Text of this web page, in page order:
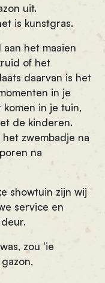
uit.
is kunstgras.
het maaien
of het
daarvan is het
in je
in je tuin,
de kinderen.
zwembadje na
na
showtuin zijn wij
service en
zou 'ie